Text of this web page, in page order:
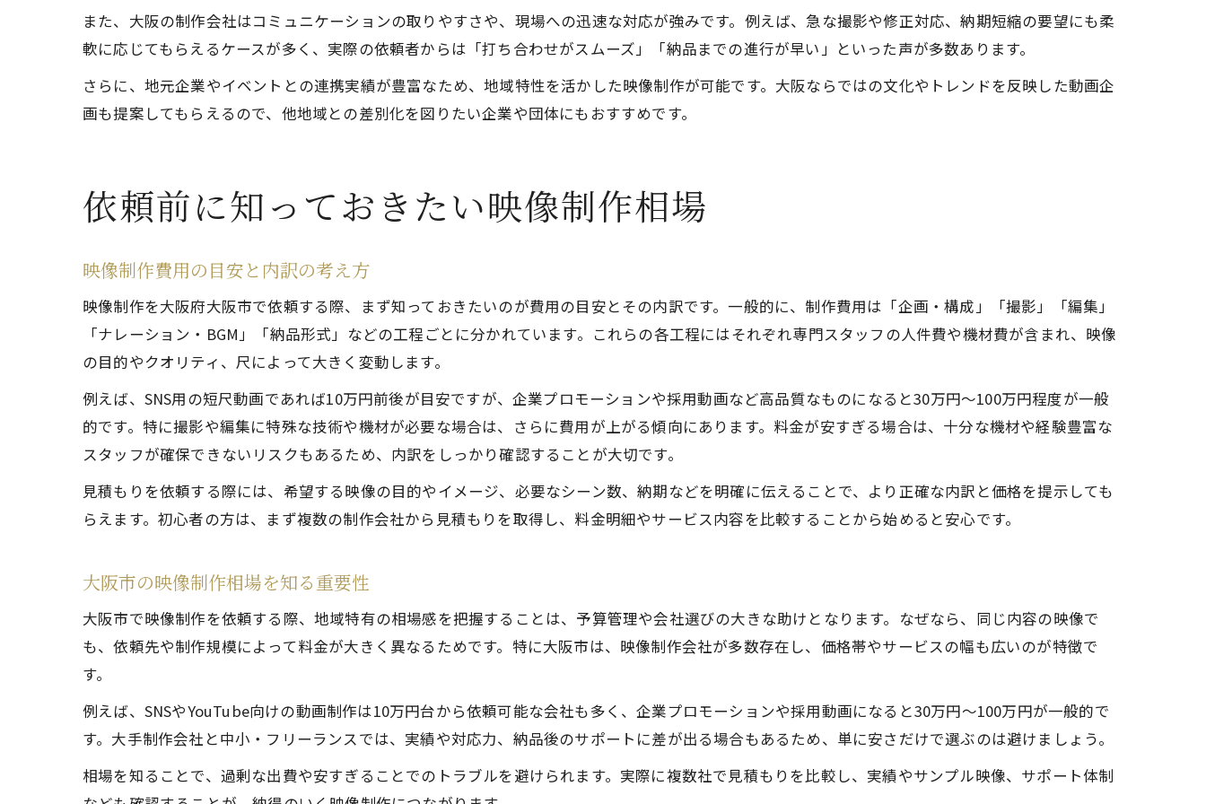
また、大阪の制作会社はコミュニケーションの取りやすさや、現場への迅速な対応が強みです。例えば、急な撮影や修正対応、納期短縮の要望にも柔
軟に応じてもらえるケースが多く、実際の依頼者からは「打ち合わせがスムーズ」「納品までの進行が早い」といった声が多数あります。
さらに、地元企業やイベントとの連携実績が豊富なため、地域特性を活かした映像制作が可能です。大阪ならではの文化やトレンドを反映した動画企
画も提案してもらえるので、他地域との差別化を図りたい企業や団体にもおすすめです。
依頼前に知っておきたい映像制作相場
映像制作費用の目安と内訳の考え方
映像制作を大阪府大阪市で依頼する際、まず知っておきたいのが費用の目安とその内訳です。一般的に、制作費用は「企画・構成」「撮影」「編集」
「ナレーション・BGM」「納品形式」などの工程ごとに分かれています。これらの各工程にはそれぞれ専門スタッフの人件費や機材費が含まれ、映像
の目的やクオリティ、尺によって大きく変動します。
例えば、SNS用の短尺動画であれば10万円前後が目安ですが、企業プロモーションや採用動画など高品質なものになると30万円～100万円程度が一般
的です。特に撮影や編集に特殊な技術や機材が必要な場合は、さらに費用が上がる傾向にあります。料金が安すぎる場合は、十分な機材や経験豊富な
スタッフが確保できないリスクもあるため、内訳をしっかり確認することが大切です。
見積もりを依頼する際には、希望する映像の目的やイメージ、必要なシーン数、納期などを明確に伝えることで、より正確な内訳と価格を提示しても
らえます。初心者の方は、まず複数の制作会社から見積もりを取得し、料金明細やサービス内容を比較することから始めると安心です。
大阪市の映像制作相場を知る重要性
大阪市で映像制作を依頼する際、地域特有の相場感を把握することは、予算管理や会社選びの大きな助けとなります。なぜなら、同じ内容の映像で
も、依頼先や制作規模によって料金が大きく異なるためです。特に大阪市は、映像制作会社が多数存在し、価格帯やサービスの幅も広いのが特徴で
す。
例えば、SNSやYouTube向けの動画制作は10万円台から依頼可能な会社も多く、企業プロモーションや採用動画になると30万円～100万円が一般的で
す。大手制作会社と中小・フリーランスでは、実績や対応力、納品後のサポートに差が出る場合もあるため、単に安さだけで選ぶのは避けましょう。
相場を知ることで、過剰な出費や安すぎることでのトラブルを避けられます。実際に複数社で見積もりを比較し、実績やサンプル映像、サポート体制